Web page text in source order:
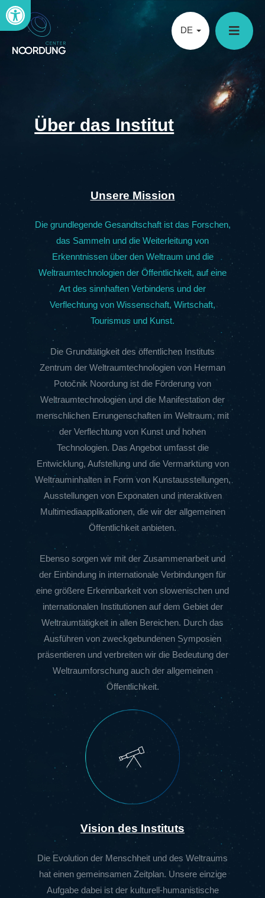
Werkzeugleiste öffnen
DE
Über das Institut
Unsere Mission
Die grundlegende Gesandtschaft ist das Forschen,
das Sammeln und die Weiterleitung von
Erkenntnissen über den Weltraum und die
Weltraumtechnologien der Öffentlichkeit, auf eine
Art des sinnhaften Verbindens und der
Verflechtung von Wissenschaft, Wirtschaft,
Tourismus und Kunst.
Die Grundtätigkeit des öffentlichen Instituts
Zentrum der Weltraumtechnologien von Herman
Potočnik Noordung ist die Förderung von
Weltraumtechnologien und die Manifestation der
menschlichen Errungenschaften im Weltraum, mit
der Verflechtung von Kunst und hohen
Technologien. Das Angebot umfasst die
Entwicklung, Aufstellung und die Vermarktung von
Weltrauminhalten in Form von Kunstausstellungen,
Ausstellungen von Exponaten und interaktiven
Multimediaapplikationen, die wir der allgemeinen
Öffentlichkeit anbieten.
Ebenso sorgen wir mit der Zusammenarbeit und
der Einbindung in internationale Verbindungen für
eine größere Erkennbarkeit von slowenischen und
internationalen Institutionen auf dem Gebiet der
Weltraumtätigkeit in allen Bereichen. Durch das
Ausführen von zweckgebundenen Symposien
präsentieren und verbreiten wir die Bedeutung der
Weltraumforschung auch der allgemeinen
Öffentlichkeit.
Vision des Instituts
Die Evolution der Menschheit und des Weltraums
hat einen gemeinsamen Zeitplan. Unsere einzige
Aufgabe dabei ist der kulturell-humanistische